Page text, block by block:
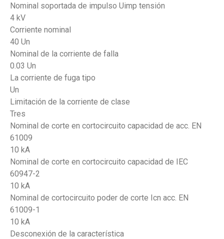
Nominal soportada de impulso Uimp tensión
4 kV
Corriente nominal
40 Un
Nominal de la corriente de falla
0.03 Un
La corriente de fuga tipo
Un
Limitación de la corriente de clase
Tres
Nominal de corte en cortocircuito capacidad de acc. EN
61009
10 kA
Nominal de corte en cortocircuito capacidad de IEC
60947-2
10 kA
Nominal de cortocircuito poder de corte Icn acc. EN
61009-1
10 kA
Desconexión de la característica